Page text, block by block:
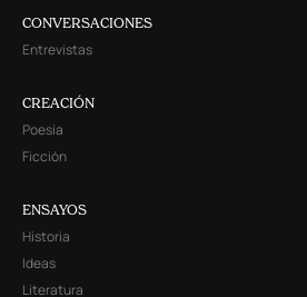
CONVERSACIONES
Entrevistas
CREACIÓN
Poesía
Ficción
ENSAYOS
Historia
Ideas
Literatura